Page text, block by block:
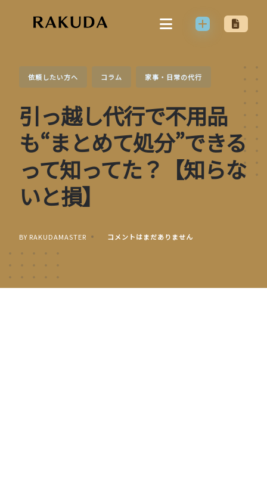
依頼したい方へ コラム 家事・日常の代行
引っ越し代行で不用品
も“まとめて処分”できる
って知ってた？【知らな
いと損】
BY RAKUDAMASTER コメントはまだありません